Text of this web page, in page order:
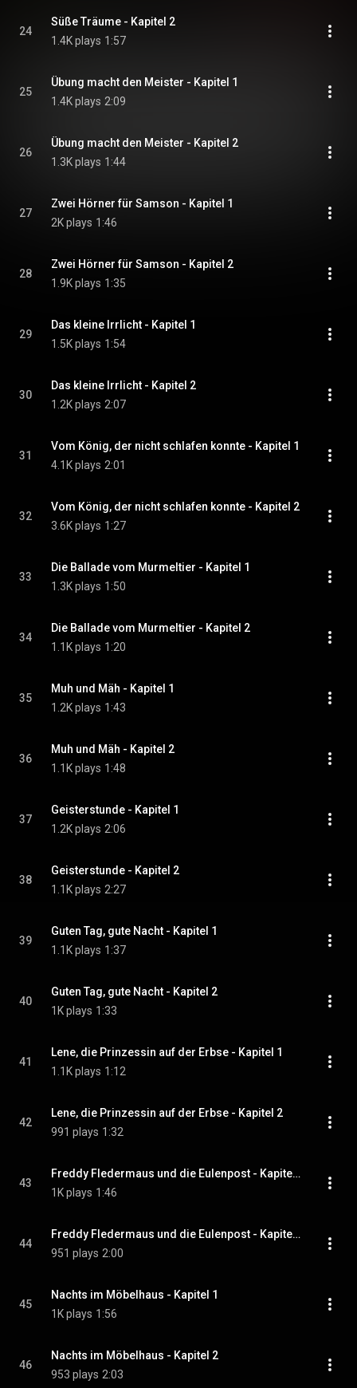
24
Süße Träume - Kapitel 2
1.4K plays 1:57
25
Übung macht den Meister - Kapitel 1
1.4K plays 2:09
26
Übung macht den Meister - Kapitel 2
1.3K plays 1:44
27
Zwei Hörner für Samson - Kapitel 1
2K plays 1:46
28
Zwei Hörner für Samson - Kapitel 2
1.9K plays 1:35
29
Das kleine Irrlicht - Kapitel 1
1.5K plays 1:54
30
Das kleine Irrlicht - Kapitel 2
1.2K plays 2:07
31
Vom König, der nicht schlafen konnte - Kapitel 1
4.1K plays 2:01
32
Vom König, der nicht schlafen konnte - Kapitel 2
3.6K plays 1:27
33
Die Ballade vom Murmeltier - Kapitel 1
1.3K plays 1:50
34
Die Ballade vom Murmeltier - Kapitel 2
1.1K plays 1:20
35
Muh und Mäh - Kapitel 1
1.2K plays 1:43
36
Muh und Mäh - Kapitel 2
1.1K plays 1:48
37
Geisterstunde - Kapitel 1
1.2K plays 2:06
38
Geisterstunde - Kapitel 2
1.1K plays 2:27
39
Guten Tag, gute Nacht - Kapitel 1
1.1K plays 1:37
40
Guten Tag, gute Nacht - Kapitel 2
1K plays 1:33
41
Lene, die Prinzessin auf der Erbse - Kapitel 1
1.1K plays 1:12
42
Lene, die Prinzessin auf der Erbse - Kapitel 2
991 plays 1:32
43
Freddy Fledermaus und die Eulenpost - Kapitel 1
1K plays 1:46
44
Freddy Fledermaus und die Eulenpost - Kapitel 2
951 plays 2:00
45
Nachts im Möbelhaus - Kapitel 1
1K plays 1:56
46
Nachts im Möbelhaus - Kapitel 2
953 plays 2:03